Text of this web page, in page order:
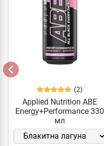
(2)
Applied Nutrition ABE
Energy+Performance 330
мл